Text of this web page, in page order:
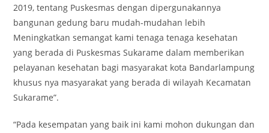
2019, tentang Puskesmas dengan dipergunakannya
bangunan gedung baru mudah-mudahan lebih
Meningkatkan semangat kami tenaga tenaga kesehatan
yang berada di Puskesmas Sukarame dalam memberikan
pelayanan kesehatan bagi masyarakat kota Bandarlampung
khusus nya masyarakat yang berada di wilayah Kecamatan
Sukarame”.
“Pada kesempatan yang baik ini kami mohon dukungan dan